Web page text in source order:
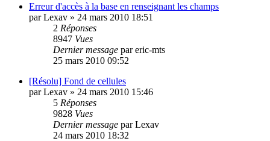
Erreur d'accès à la base en renseignant les champs
parLexav » 24 mars 2010 18:51
2 Réponses
8947 Vues
Dernier message pareric-mts
25 mars 2010 09:52
[Résolu] Fond de cellules
parLexav » 24 mars 2010 15:46
5 Réponses
9828 Vues
Dernier message parLexav
24 mars 2010 18:32